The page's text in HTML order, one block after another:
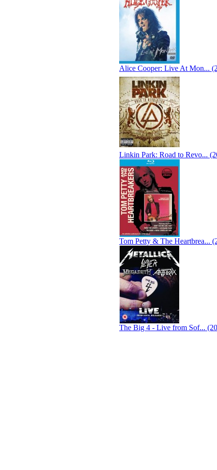
Alice Cooper: Live At Mon...
Linkin Park: Road to Revo...
Tom Petty & The Heartbrea...
The Big 4 - Live from Sof...